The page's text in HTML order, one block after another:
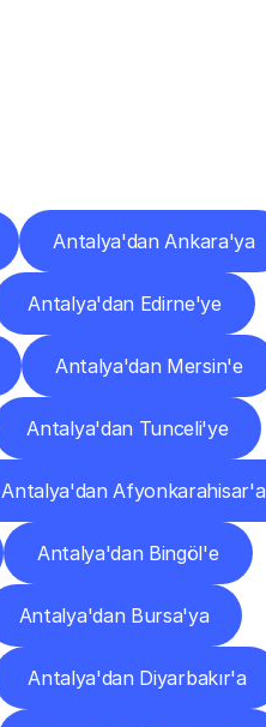
Antalya'dan Ankara'ya
Antalya'dan Edirne'ye
Antalya'dan Mersin'e
Antalya'dan Tunceli'ye
Antalya'dan Afyonkarahisar'a
Antalya'dan Bingöl'e
Antalya'dan Bursa'ya
Antalya'dan Diyarbakır'a